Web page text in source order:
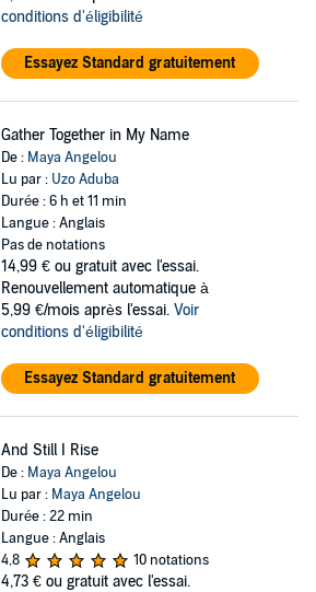
conditions d'éligibilité
Essayez Standard gratuitement
Gather Together in My Name
De : Maya Angelou
Lu par : Uzo Aduba
Durée : 6 h et 11 min
Langue : Anglais
Pas de notations
14,99 € ou gratuit avec l'essai.
Renouvellement automatique à
5,99 €/mois après l'essai. Voir
conditions d'éligibilité
Essayez Standard gratuitement
And Still I Rise
De : Maya Angelou
Lu par : Maya Angelou
Durée : 22 min
Langue : Anglais
4,8
10 notations
4,73 € ou gratuit avec l'essai.